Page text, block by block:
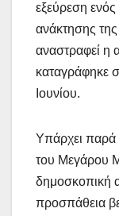
εξεύρεση
ανάκτησης
αναστραφεί η
καταγράφηκε
Ιουνίου.
Υπάρχει παρά
του Μεγάρου
δημοσκοπική
προσπάθεια